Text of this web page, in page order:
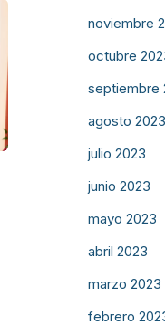
noviembre
octubre
septiembre
agosto 2023
julio 2023
junio 2023
mayo 2023
abril 2023
marzo 2023
febrero